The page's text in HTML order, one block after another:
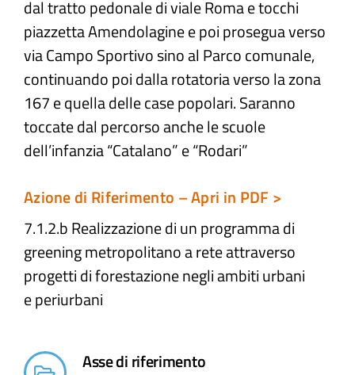
Progetti
dal tratto pedonale di viale Roma e tocchi
piazzetta Amendolagine e poi prosegua verso
via Campo Sportivo sino al Parco comunale,
continuando poi dalla rotatoria verso la zona
167 e quella delle case popolari. Saranno
toccate dal percorso anche le scuole
dell’infanzia “Catalano” e “Rodari”
Azione di Riferimento – Apri in PDF >
7.1.2.b Realizzazione di un programma di
greening metropolitano a rete attraverso
progetti di forestazione negli ambiti urbani
e periurbani​
Asse di riferimento